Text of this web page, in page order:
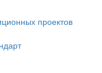
проектов